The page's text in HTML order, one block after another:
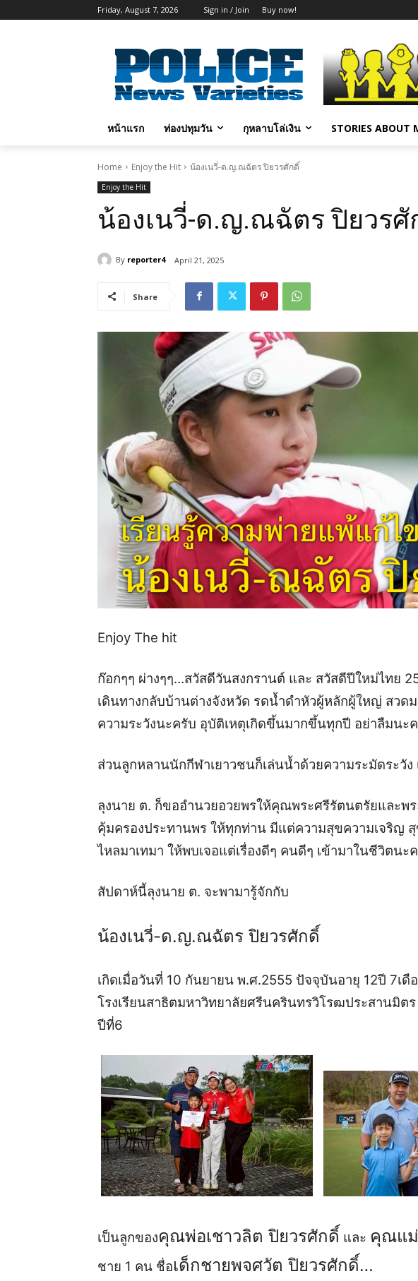
Friday, August 7, 2026 Sign in / Join Buy now!
หน้าแรก ท่องปทุมวัน กุหลาบโล่เงิน STORIES ABOUT
Home Enjoy the Hit น้องเนวี่-ด.ญ.ณฉัตร ปิยวรศักดิ์
Enjoy the Hit
น้องเนวี่-ด.ญ.ณฉัตร ปิยวรศั
By reporter4 April 21, 2025
Share
Enjoy The hit
ก๊อกๆๆ ผ่างๆๆ…สวัสดีวันสงกรานต์ และ สวัสดีปีใหม่ไทย
เดินทางกลับบ้านต่างจังหวัด รดน้ำดำหัวผู้หลักผู้ใหญ่ สว
ความระวังนะครับ อุบัติเหตุเกิดขึ้นมากขึ้นทุกปี อย่าลืมนะ
ส่วนลูกหลานนักกีฬาเยาวชนก็เล่นน้ำด้วยความระมัดระวัง
ลุงนาย ต. ก็ขออำนวยอวยพรให้คุณพระศรีรัตนตรัยและพร
คุ้มครองประทานพร ให้ทุกท่าน มีแต่ความสุขความเจริญ สุ
ไหลมาเทมา ให้พบเจอแต่เรื่องดีๆ คนดีๆ เข้ามาในชีวิตนะ
สัปดาห์นี้ลุงนาย ต. จะพามารู้จักกับ
น้องเนวี่-ด.ญ.ณฉัตร ปิยวรศักดิ์
เกิดเมื่อวันที่ 10 กันยายน พ.ศ.2555 ปัจจุบันอายุ 12ปี 7เดื
โรงเรียนสาธิตมหาวิทยาลัยศรีนครินทรวิโรฒประสานมิตร
ปีที่6
เป็นลูกของคุณพ่อเชาวลิต ปิยวรศักดิ์ และ คุณแม่
ชาย 1 คน ชื่อเด็กชายพจศวัต ปิยวรศักดิ์…